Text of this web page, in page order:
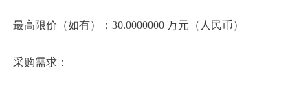
最高限价（如有）：30.0000000 万元（人民币）
采购需求：